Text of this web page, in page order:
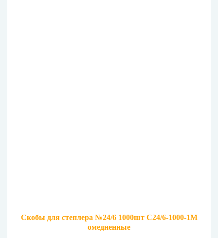
Скобы для степлера №24/6 1000шт С24/6-1000-1М
омедненные